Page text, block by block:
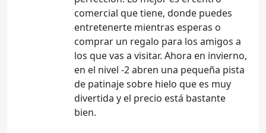
comercial que tiene, donde puedes
entretenerte mientras esperas o
comprar un regalo para los amigos a
los que vas a visitar. Ahora en invierno,
en el nivel -2 abren una pequeña pista
de patinaje sobre hielo que es muy
divertida y el precio está bastante
bien.